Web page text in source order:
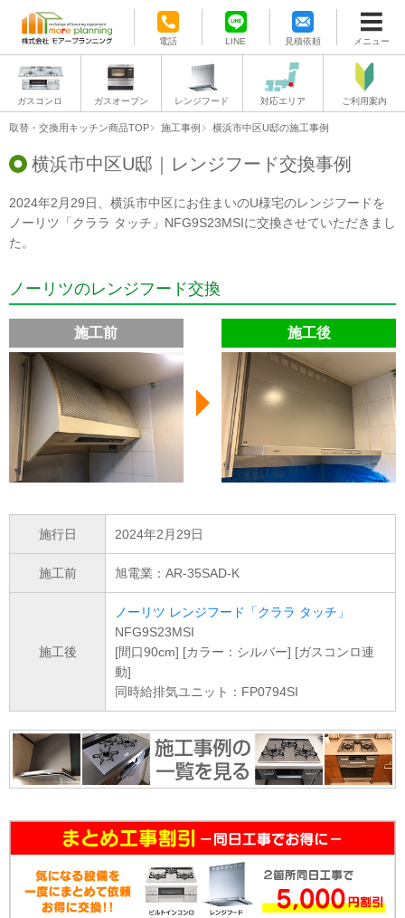
電話 LINE 見積依頼 メニュー
ガスコンロ ガスオーブン レンジフード 対応エリア ご利用案内
取替・交換用キッチン商品TOP 施工事例 横浜市中区U邸の施工事例
横浜市中区U邸｜レンジフード交換事例
2024年2月29日、横浜市中区にお住まいのU様宅のレンジフードを
ノーリツ「クララ タッチ」NFG9S23MSIに交換させていただきまし
た。
ノーリツのレンジフード交換
施工前 施工後
施行日 2024年2月29日
施工前 旭電業：AR-35SAD-K
施工後
ノーリツ レンジフード「クララ タッチ」
NFG9S23MSI
[間口90cm] [カラー：シルバー] [ガスコンロ連
動]
同時給排気ユニット：FP0794SI